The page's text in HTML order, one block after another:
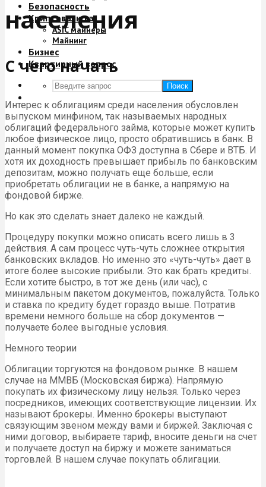
Безопасность
Криптовалюта
ASIC майнеры
Майнинг
Бизнес
Квартирный вопрос
Поиск
населения
С чего начать
Интерес к облигациям среди населения обусловлен
выпуском минфином, так называемых народных
облигаций федерального займа, которые может купить
любое физическое лицо, просто обратившись в банк. В
данный момент покупка ОФЗ доступна в Сбере и ВТБ. И
хотя их доходность превышает прибыль по банковским
депозитам, можно получать еще больше, если
приобретать облигации не в банке, а напрямую на
фондовой бирже.
Но как это сделать знает далеко не каждый.
Процедуру покупки можно описать всего лишь в 3
действия. А сам процесс чуть-чуть сложнее открытия
банковских вкладов. Но именно это «чуть-чуть» дает в
итоге более высокие прибыли. Это как брать кредиты.
Если хотите быстро, в тот же день (или час), с
минимальным пакетом документов, пожалуйста. Только
и ставка по кредиту будет гораздо выше. Потратив
времени немного больше на сбор документов —
получаете более выгодные условия.
Немного теории
Облигации торгуются на фондовом рынке. В нашем
случае на ММВБ (Московская биржа). Напрямую
покупать их физическому лицу нельзя. Только через
посредников, имеющих соответствующие лицензии. Их
называют брокеры. Именно брокеры выступают
связующим звеном между вами и биржей. Заключая с
ними договор, выбираете тариф, вносите деньги на счет
и получаете доступ на биржу и можете заниматься
торговлей. В нашем случае покупать облигации.